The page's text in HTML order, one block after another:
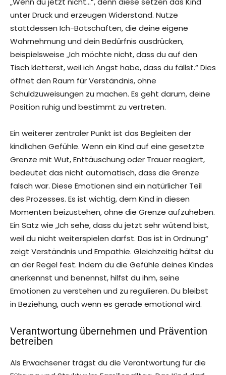
unter Druck und erzeugen Widerstand. Nutze
stattdessen Ich-Botschaften, die deine eigene
Wahrnehmung und dein Bedürfnis ausdrücken,
beispielsweise „Ich möchte nicht, dass du auf den
Tisch kletterst, weil ich Angst habe, dass du fällst.“ Dies
öffnet den Raum für Verständnis, ohne
Schuldzuweisungen zu machen. Es geht darum, deine
Position ruhig und bestimmt zu vertreten.
Ein weiterer zentraler Punkt ist das Begleiten der
kindlichen Gefühle. Wenn ein Kind auf eine gesetzte
Grenze mit Wut, Enttäuschung oder Trauer reagiert,
bedeutet das nicht automatisch, dass die Grenze
falsch war. Diese Emotionen sind ein natürlicher Teil
des Prozesses. Es ist wichtig, dem Kind in diesen
Momenten beizustehen, ohne die Grenze aufzuheben.
Ein Satz wie „Ich sehe, dass du jetzt sehr wütend bist,
weil du nicht weiterspielen darfst. Das ist in Ordnung“
zeigt Verständnis und Empathie. Gleichzeitig hältst du
an der Regel fest. Indem du die Gefühle deines Kindes
anerkennst und benennst, hilfst du ihm, seine
Emotionen zu verstehen und zu regulieren. Du bleibst
in Beziehung, auch wenn es gerade emotional wird.
Verantwortung übernehmen und Prävention
betreiben
Als Erwachsener trägst du die Verantwortung für die